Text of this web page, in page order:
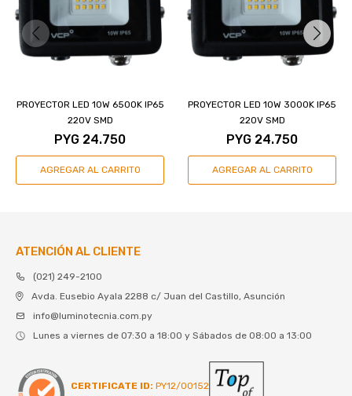
PROYECTOR LED 10W 6500K IP65
220V SMD
PYG 24.750
PROYECTOR LED 10W 3000K IP65
220V SMD
PYG 24.750
ATENCIÓN AL CLIENTE
(021) 249-2100
Avda. Eusebio Ayala 2288 c/ Juan del Castillo, Asunción
info@luminotecnia.com.py
Lunes a viernes de 07:30 a 18:00 y Sábados de 08:00 a 13:00
CERTIFICATE ID: PY12/00152